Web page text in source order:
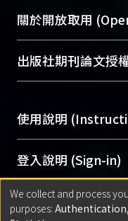
成果。
To permanently
profiles and
services of “NTU
Sciences Library)
關於開放取用
開放取用是從使用
動，應用在學術研
用逐年攀升。同時
Archive）平台。
出版社期刊論文授
含部分內容的版
助與合作完成，
意提供此授權。
Please
original work,
grant the rights
使用說明
網站簡介
使用手冊
線上預約服務
登入說明 (Sign-in)
方案一：臺灣大
匯入著作
We collect and process
purposes: